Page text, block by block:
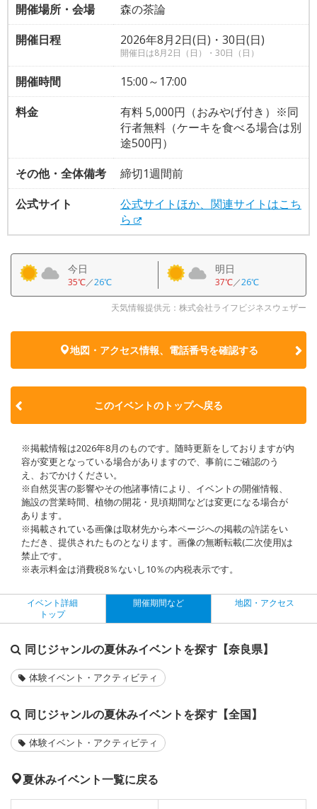
開催場所・会場
森の茶論
開催日程
2026年8月2日(日)・30日(日)
開催日は8月2日（日）・30日（日）
開催時間
15:00～17:00
料金
有料 5,000円（おみやげ付き）※同
行者無料（ケーキを食べる場合は別
途500円）
その他・全体備考
締切1週間前
公式サイト
公式サイトほか、関連サイトはこち
ら
今日
35℃／26℃
明日
37℃／26℃
天気情報提供元：株式会社ライフビジネスウェザー
地図・アクセス情報、電話番号を確認する
このイベントのトップへ戻る
※掲載情報は2026年8月のものです。随時更新をしておりますが内
容が変更となっている場合がありますので、事前にご確認のう
え、おでかけください。
※自然災害の影響やその他諸事情により、イベントの開催情報、
施設の営業時間、植物の開花・見頃期間などは変更になる場合が
あります。
※掲載されている画像は取材先から本ページへの掲載の許諾をい
ただき、提供されたものとなります。画像の無断転載(二次使用)は
禁止です。
※表示料金は消費税8％ないし10％の内税表示です。
イベント詳細
トップ
開催期間など 地図・アクセス
同じジャンルの夏休みイベントを探す【奈良県】
体験イベント・アクティビティ
同じジャンルの夏休みイベントを探す【全国】
体験イベント・アクティビティ
夏休みイベント一覧に戻る